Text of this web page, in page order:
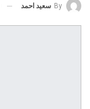
By سعيد احمد